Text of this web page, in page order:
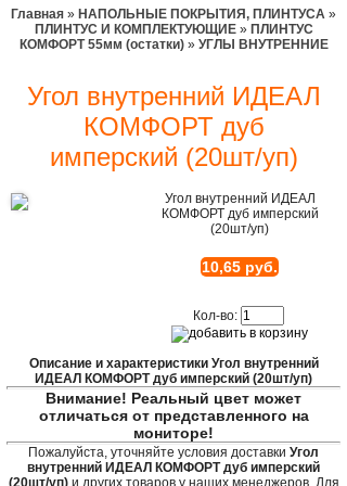
Главная » НАПОЛЬНЫЕ ПОКРЫТИЯ, ПЛИНТУСА »
ПЛИНТУС И КОМПЛЕКТУЮЩИЕ» ПЛИНТУС
КОМФОРТ 55мм (остатки)» УГЛЫ ВНУТРЕННИЕ
Угол внутренний ИДЕАЛ
КОМФОРТ дуб
имперский (20шт/уп)
Угол внутренний ИДЕАЛ
КОМФОРТ дуб имперский
(20шт/уп)
10,65 руб.
Кол-во:
Описание и характеристики Угол внутренний
ИДЕАЛ КОМФОРТ дуб имперский (20шт/уп)
Внимание! Реальный цвет может
отличаться от представленного на
мониторе!
Пожалуйста, уточняйте условия доставки Угол
внутренний ИДЕАЛ КОМФОРТ дуб имперский
(20шт/уп)и других товаров у наших менеджеров. Для